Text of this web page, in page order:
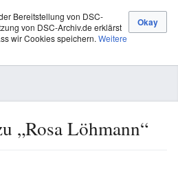
Bereitstellung von DSC-
von DSC-Archiv.de erklärst
wir Cookies speichern. Weitere
„Rosa Löhmann“